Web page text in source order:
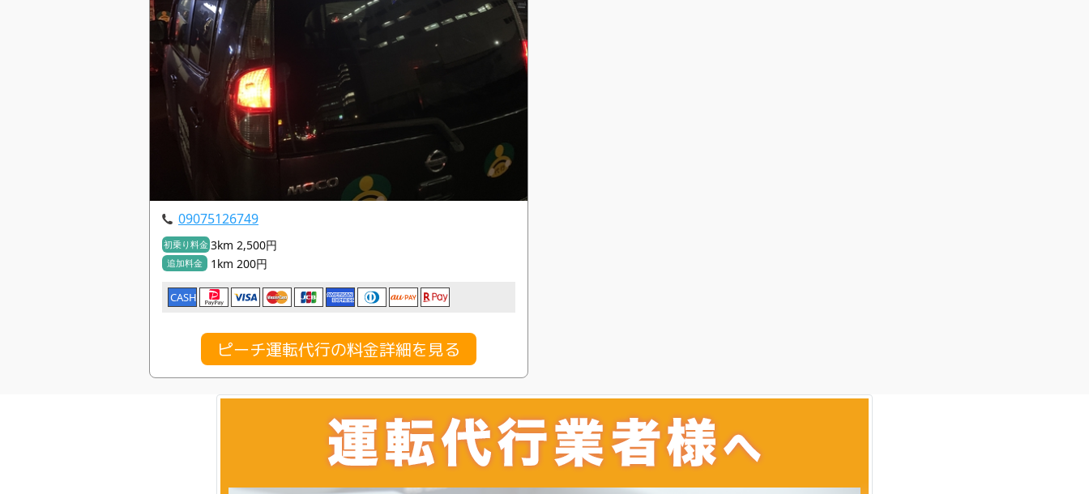
09075126749
初乗り料金 3km 2,500円
追加料金 1km 200円
CASH
ピーチ運転代行の料金詳細を見る